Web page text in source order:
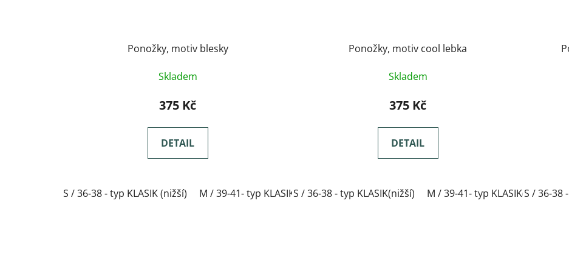
Ponožky, motiv blesky
Skladem
375 Kč
DETAIL
S / 36-38 - typ KLASIK (nižší) M / 39-41- typ KLASIK(nižší) L / 42-44- typ KLASIK(nižší) XL / 45-47- typ
Ponožky, motiv cool lebka
Skladem
375 Kč
DETAIL
S / 36-38 - typ KLASIK(nižší) M / 39-41- typ KLASIK(nižší) L
S / 36-38